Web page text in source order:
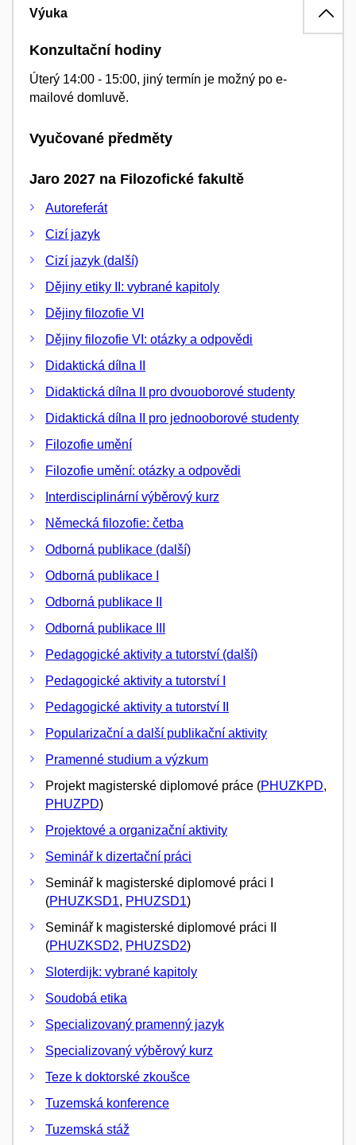
Výuka
Konzultační hodiny
Úterý 14:00 - 15:00, jiný termín je možný po e-
mailové domluvě.
Vyučované předměty
Jaro 2027 na Filozofické fakultě
Autoreferát
Cizí jazyk
Cizí jazyk (další)
Dějiny etiky II: vybrané kapitoly
Dějiny filozofie VI
Dějiny filozofie VI: otázky a odpovědi
Didaktická dílna II
Didaktická dílna II pro dvouoborové studenty
Didaktická dílna II pro jednooborové studenty
Filozofie umění
Filozofie umění: otázky a odpovědi
Interdisciplinární výběrový kurz
Německá filozofie: četba
Odborná publikace (další)
Odborná publikace I
Odborná publikace II
Odborná publikace III
Pedagogické aktivity a tutorství (další)
Pedagogické aktivity a tutorství I
Pedagogické aktivity a tutorství II
Popularizační a další publikační aktivity
Pramenné studium a výzkum
Projekt magisterské diplomové práce (PHUZKPD,
PHUZPD)
Projektové a organizační aktivity
Seminář k dizertační práci
Seminář k magisterské diplomové práci I
(PHUZKSD1, PHUZSD1)
Seminář k magisterské diplomové práci II
(PHUZKSD2, PHUZSD2)
Sloterdijk: vybrané kapitoly
Soudobá etika
Specializovaný pramenný jazyk
Specializovaný výběrový kurz
Teze k doktorské zkoušce
Tuzemská konference
Tuzemská stáž